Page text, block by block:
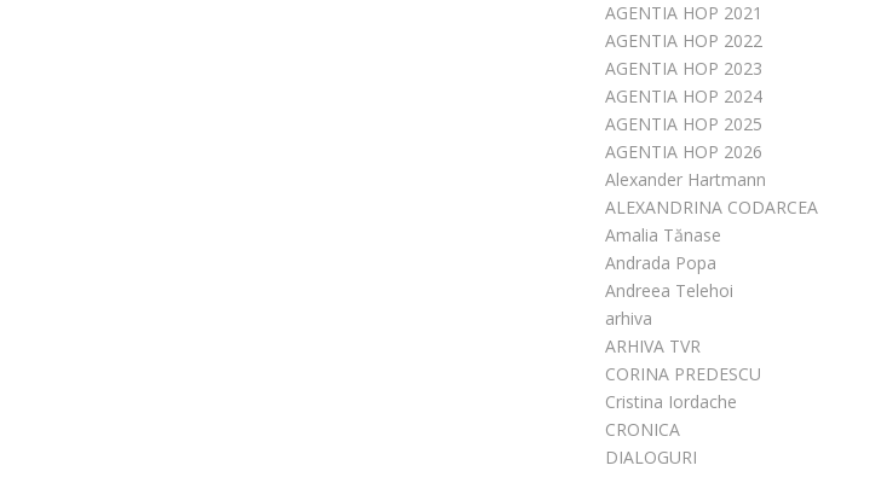
AGENTIA HOP 2021
AGENTIA HOP 2022
AGENTIA HOP 2023
AGENTIA HOP 2024
AGENTIA HOP 2025
AGENTIA HOP 2026
Alexander Hartmann
ALEXANDRINA CODARCEA
Amalia Tănase
Andrada Popa
Andreea Telehoi
arhiva
ARHIVA TVR
CORINA PREDESCU
Cristina Iordache
CRONICA
DIALOGURI